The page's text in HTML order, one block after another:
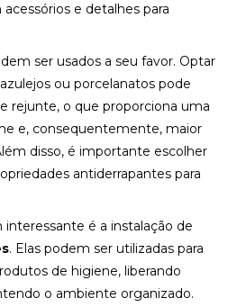
e detalhes para
ser usados a seu favor. Optar
ou porcelanatos pode
rejunte, o que proporciona uma
e, consequentemente, maior
disso, é importante escolher
antiderrapantes para
é a instalação de
. Elas podem ser utilizadas para
de higiene, liberando
o ambiente organizado.